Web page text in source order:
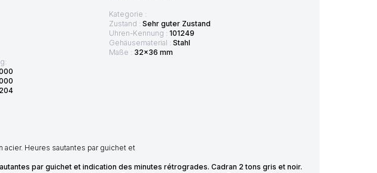
Kategorie :
Zustand : Sehr guter Zustand
Uhren-Kennung : 101249
Gehäusematerial : Stahl
Maße : 32x36 mm
acier. Heures sautantes par guichet et
par guichet et indication des minutes rétrogrades. Cadran 2 tons gris et noir.